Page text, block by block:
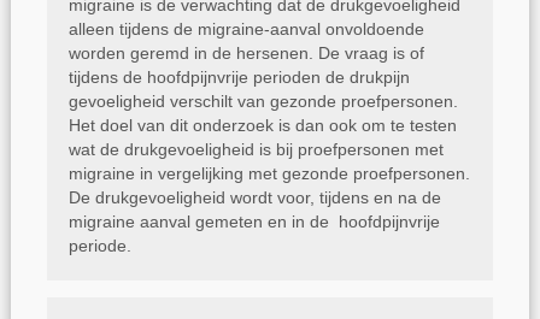
migraine is de verwachting dat de drukgevoeligheid
alleen tijdens de migraine-aanval onvoldoende
worden geremd in de hersenen. De vraag is of
tijdens de hoofdpijnvrije perioden de drukpijn
gevoeligheid verschilt van gezonde proefpersonen.
Het doel van dit onderzoek is dan ook om te testen
wat de drukgevoeligheid is bij proefpersonen met
migraine in vergelijking met gezonde proefpersonen.
De drukgevoeligheid wordt voor, tijdens en na de
migraine aanval gemeten en in de hoofdpijnvrije
periode.